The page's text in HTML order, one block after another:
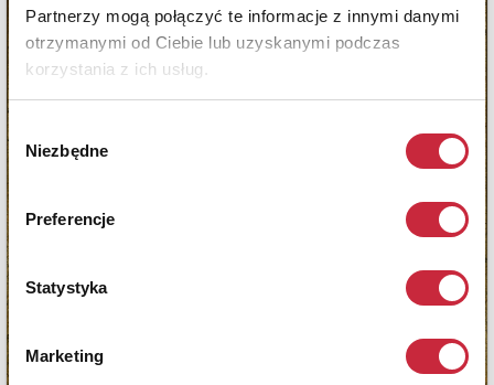
Partnerzy mogą połączyć te informacje z innymi danymi
otrzymanymi od Ciebie lub uzyskanymi podczas
korzystania z ich usług.
Wybór
zgody
Niezbędne
Preferencje
Statystyka
Marketing